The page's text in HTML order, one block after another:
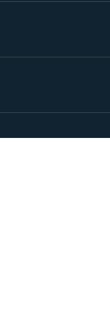
une réservation